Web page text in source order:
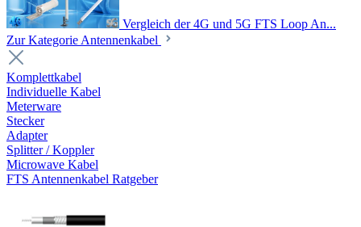
Vergleich der 4G und 5G FTS Loop An...
Zur Kategorie Antennenkabel
Komplettkabel
Individuelle Kabel
Meterware
Stecker
Adapter
Splitter / Koppler
Microwave Kabel
FTS Antennenkabel Ratgeber